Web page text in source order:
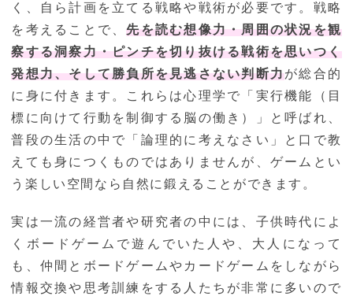
く、自ら計画を立てる戦略や戦術が必要です。戦略
を考えることで、先を読む想像力・周囲の状況を観
察する洞察力・ピンチを切り抜ける戦術を思いつく
発想力、そして勝負所を見逃さない判断力が総合的
に身に付きます。これらは心理学で「実行機能（目
標に向けて行動を制御する脳の働き）」と呼ばれ、
普段の生活の中で「論理的に考えなさい」と口で教
えても身につくものではありませんが、ゲームとい
う楽しい空間なら自然に鍛えることができます。
実は一流の経営者や研究者の中には、子供時代によ
くボードゲームで遊んでいた人や、大人になって
も、仲間とボードゲームやカードゲームをしながら
情報交換や思考訓練をする人たちが非常に多いので